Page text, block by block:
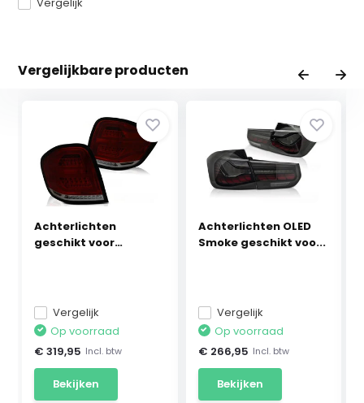
Vergelijkbare producten
Achterlichten
geschikt voor
Vergelijk
Op voorraad
€ 319,95 Incl. btw
Bekijken
Achterlichten OLED
Smoke geschikt voo...
Vergelijk
Op voorraad
€ 266,95 Incl. btw
Bekijken